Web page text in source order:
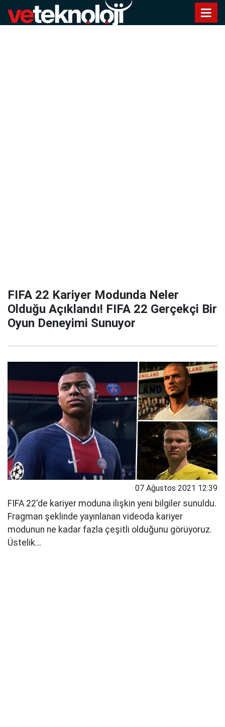
FIFA 22 Kariyer Modunda Neler
Olduğu Açıklandı! FIFA 22 Gerçekçi Bir
Oyun Deneyimi Sunuyor
07 Ağustos 2021 12:39
FIFA 22'de kariyer moduna ilişkin yeni bilgiler sunuldu.
Fragman şeklinde yayınlanan videoda kariyer
modunun ne kadar fazla çeşitli olduğunu görüyoruz.
Üstelik...